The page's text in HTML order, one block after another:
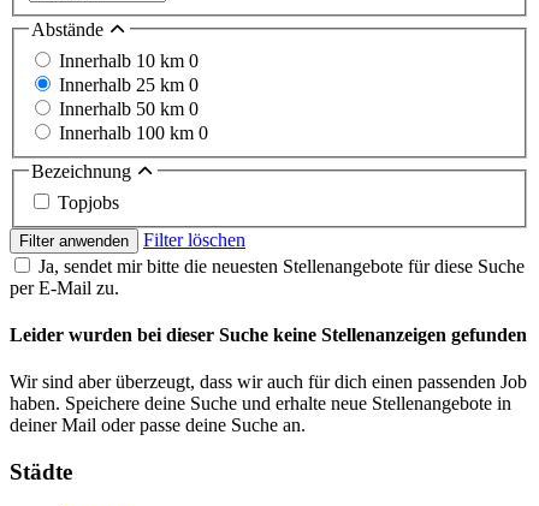
Abstände
Innerhalb 10 km 0
Innerhalb 25 km 0
Innerhalb 50 km 0
Innerhalb 100 km 0
Bezeichnung
Topjobs
Filter anwenden
Filter löschen
Ja, sendet mir bitte die neuesten Stellenangebote für diese Suche
per E-Mail zu.
Leider wurden bei dieser Suche keine Stellenanzeigen gefunden
Wir sind aber überzeugt, dass wir auch für dich einen passenden Job
haben. Speichere deine Suche und erhalte neue Stellenangebote in
deiner Mail oder passe deine Suche an.
Städte